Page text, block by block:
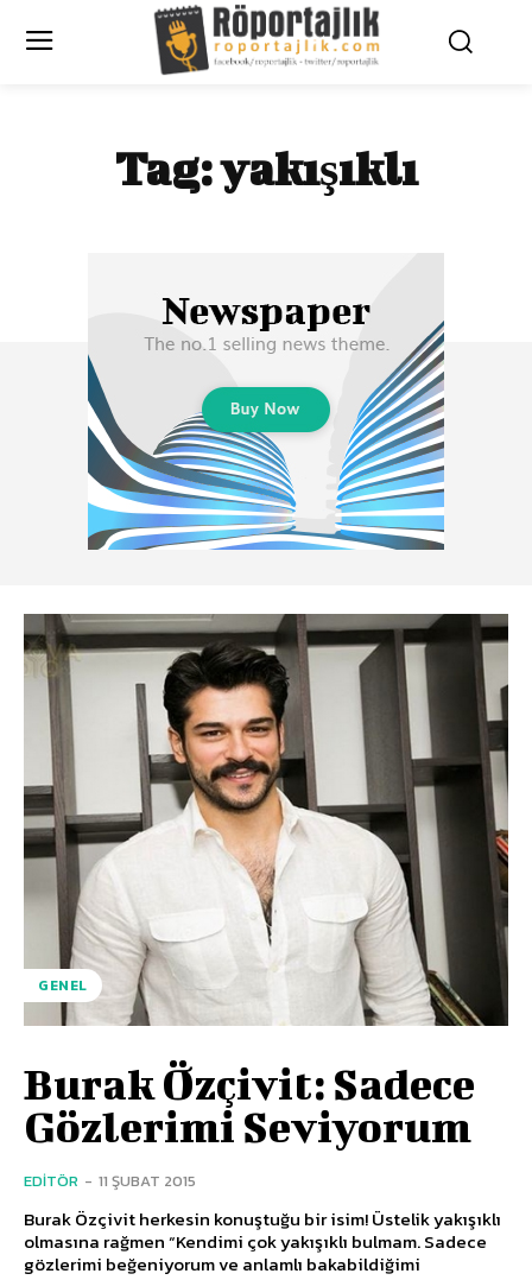
Tag:yakışıklı
GENEL
Burak Özçivit: Sadece
Gözlerimi Seviyorum
EDITÖR - 11 ŞUBAT 2015
Burak Özçivit herkesin konuştuğu bir isim! Üstelik yakışıklı
olmasına rağmen “Kendimi çok yakışıklı bulmam. Sadece
gözlerimi beğeniyorum ve anlamlı bakabildiğimi